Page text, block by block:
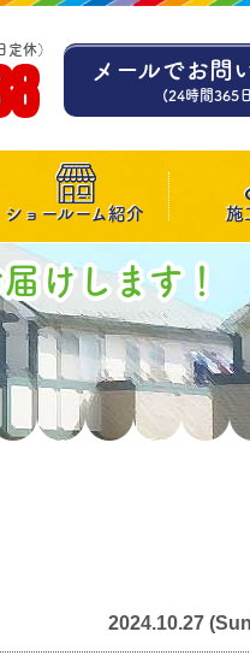
定休）
メールでお問
(24時間365
ショールーム紹介 施
けします！
2024.10.27